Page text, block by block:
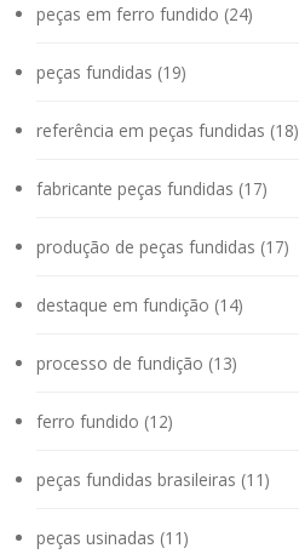
peças em ferro fundido (24)
peças fundidas (19)
referência em peças fundidas (18)
fabricante peças fundidas (17)
produção de peças fundidas (17)
destaque em fundição (14)
processo de fundição (13)
ferro fundido (12)
peças fundidas brasileiras (11)
peças usinadas (11)